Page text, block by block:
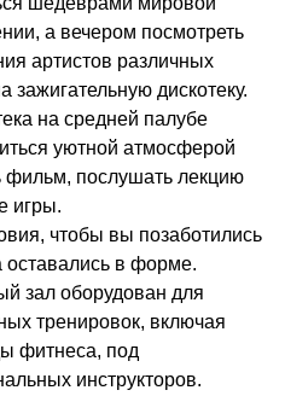
а вечером посмотреть
артистов различных
зажигательную дискотеку.
на средней палубе
уютной атмосферой
фильм, послушать лекцию
игры.
чтобы вы позаботились
оставались в форме.
зал оборудован для
тренировок, включая
фитнеса, под
инструкторов.